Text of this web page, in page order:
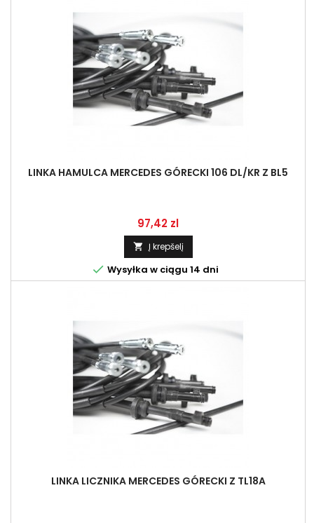
LINKA HAMULCA MERCEDES GÓRECKI 106 DL/KR Z BL5
Kaina
97,42 zl
 Į krepšelį
 Wysyłka w ciągu 14 dni
LINKA LICZNIKA MERCEDES GÓRECKI Z TL18A